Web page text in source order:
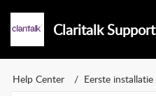
Claritalk Support
Help Center Eerste installatie